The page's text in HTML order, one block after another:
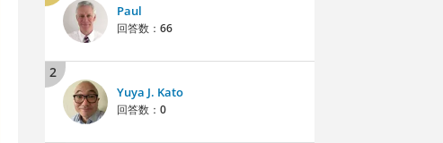
Paul
回答数： 66
2
Yuya J. Kato
回答数： 0